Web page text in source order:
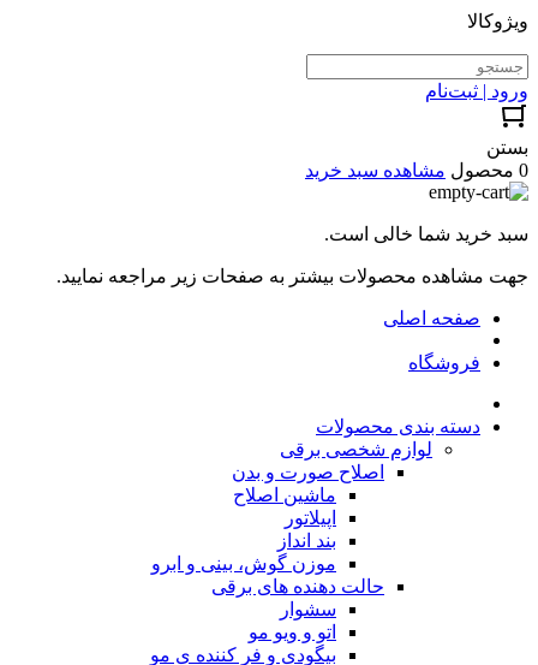
ویژوکالا
ورود | ثبت‌نام
بستن
0 محصول
مشاهده سبد خرید
سبد خرید شما خالی است.
جهت مشاهده محصولات بیشتر به صفحات زیر مراجعه نمایید.
صفحه اصلی
فروشگاه
دسته بندی محصولات
لوازم شخصی برقی
اصلاح صورت و بدن
ماشین اصلاح
اپیلاتور
بند انداز
موزن گوش، بینی و ابرو
حالت دهنده های برقی
سشوار
اتو و ویو مو
بیگودی و فر کننده ی مو